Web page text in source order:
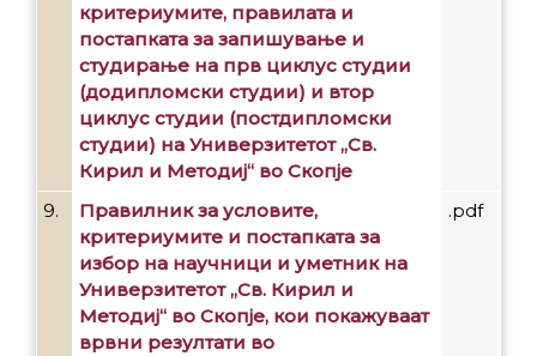
критериумите, правилата и
постапката за запишување и
студирање на прв циклус студии
(додипломски студии) и втор
циклус студии (постдипломски
студии) на Универзитетот „Св.
Кирил и Методиј“ во Скопје
9.
Правилник за условите,
критериумите и постапката за
избор на научници и уметник на
Универзитетот „Св. Кирил и
Методиј“ во Скопје, кои покажуваат
врвни резултати во
.pdf